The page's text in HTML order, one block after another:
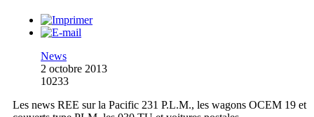
News
2 octobre 2013
10233
Les news REE sur la Pacific 231 P.L.M., les wagons OCEM 19 et